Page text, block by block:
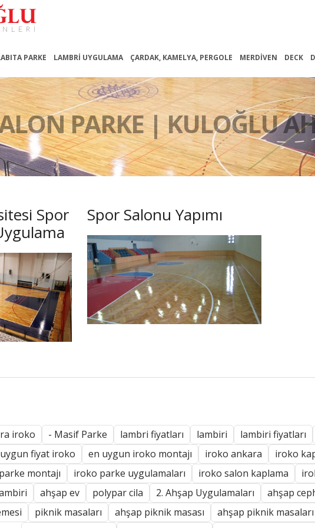
PARKE LAMBRI UYGULAMA ÇARDAK, KAMELYA, PERGOLE MERDIVEN DECK
PARKE | KULOĞLU
Spor
Spor Salonu Yapımı
iroko - Masif Parke lambri fiyatları lambiri lambiri fiyatları
fiyat iroko en uygun iroko montajı iroko ankara iroko
montajı iroko parke uygulamaları iroko salon kaplama
ahşap ev polypar cila 2. Ahşap Uygulamaları ahşap
piknik masaları ahşap piknik masası ahşap piknik masaları